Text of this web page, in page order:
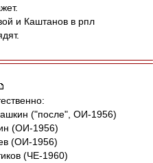
и Каштанов в рпл
("после", ОИ-1956)
(ОИ-1956)
(ОИ-1956)
(ЧЕ-1960)